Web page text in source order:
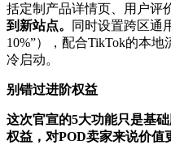
括定制产品详情页、用户评
到新站点。
同时设置跨区通
10%”），配合TikTok的本
冷启动。
别错过进阶权益
这次官宣的5大功能只是基
权益，对POD卖家来说价值